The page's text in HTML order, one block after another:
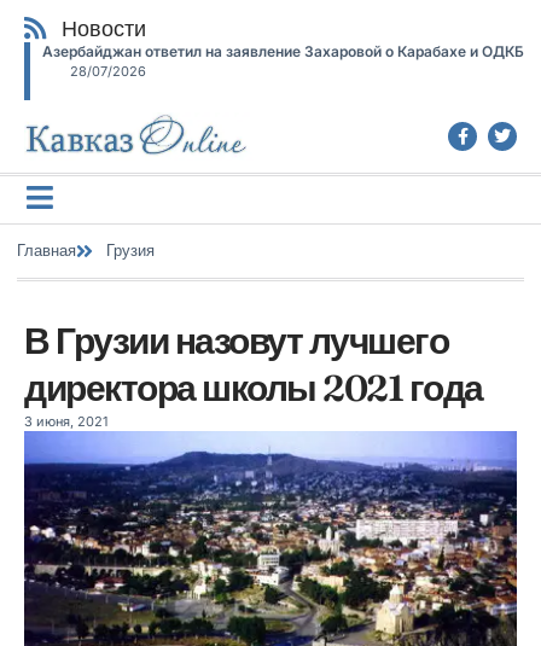
Новости
Азербайджан ответил на заявление Захаровой о Карабахе и ОДКБ
28/07/2026
Главная Грузия
В Грузии назовут лучшего
директора школы 2021 года
3 июня, 2021